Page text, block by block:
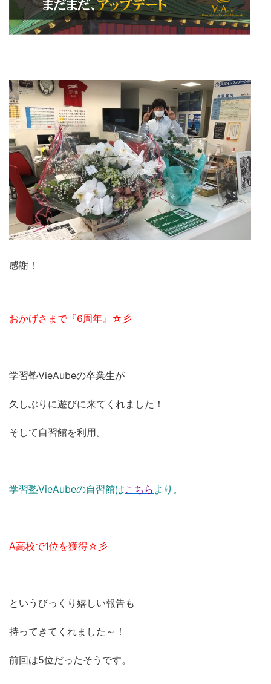
感謝！
おかげさまで『6周年』☆彡
学習塾VieAubeの卒業生が
久しぶりに遊びに来てくれました！
そして自習館を利用。
学習塾VieAubeの自習館はこちら より。
A高校で1位を獲得☆彡
というびっくり嬉しい報告も
持ってきてくれました～！
前回は5位だったそうです。